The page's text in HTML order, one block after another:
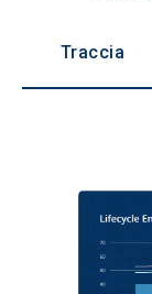
Traccia